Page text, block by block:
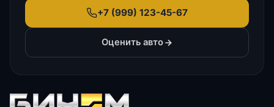
+7 (999) 123-45-67
Оценить авто